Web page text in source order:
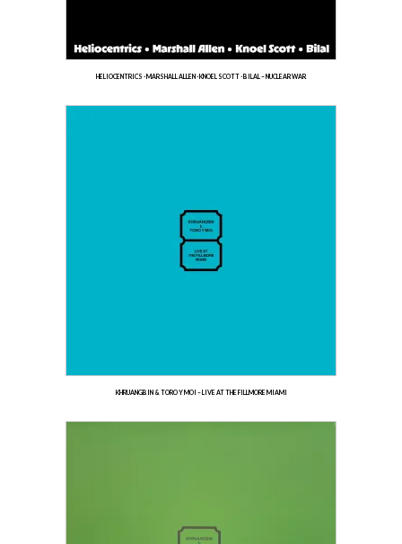
HELIOCENTRICS ⋅ MARSHALL ALLEN ⋅ KNOEL SCOTT ⋅ BILAL – NUCLEAR WAR
KHRUANGBIN & TORO Y MOI – LIVE AT THE FILLMORE MIAMI